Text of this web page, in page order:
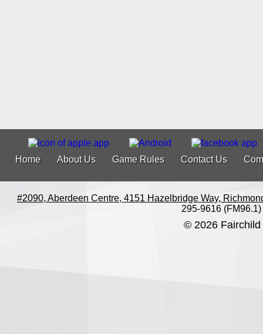
Home About Us Game Rules Contact Us
#2090, Aberdeen Centre, 4151 Hazelbridge Way,
295-9616 (FM96.1)
© 2026 Fairchild